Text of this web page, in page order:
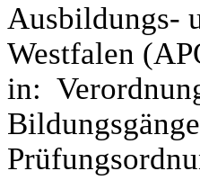
Ausbildungs-
Westfalen
in: